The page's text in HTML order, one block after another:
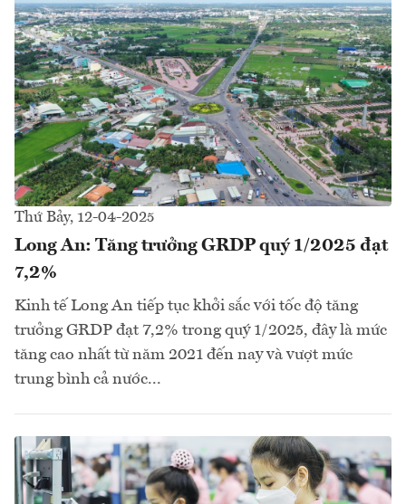
Thứ Bảy, 12-04-2025
Long An: Tăng trưởng GRDP quý 1/2025 đạt
7,2%
Kinh tế Long An tiếp tục khởi sắc với tốc độ tăng
trưởng GRDP đạt 7,2% trong quý 1/2025, đây là mức
tăng cao nhất từ năm 2021 đến nay và vượt mức
trung bình cả nước...